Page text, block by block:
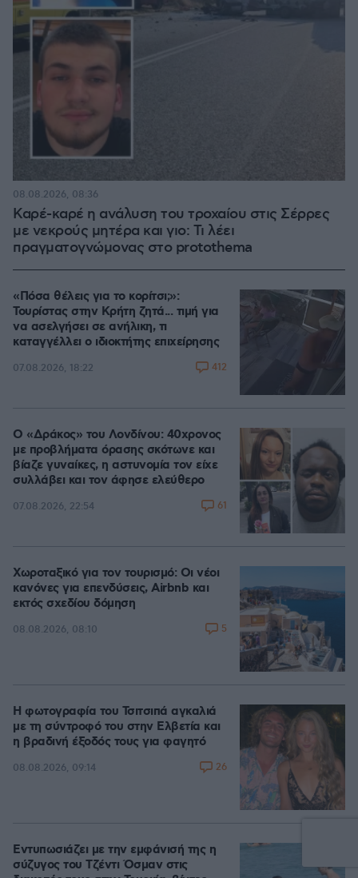
Καρέ-καρέ η ανάλυση του τροχαίου στις Σέρρες
με νεκρούς μητέρα και γιο: Τι λέει
πραγματογνώμονας στο protothema
08.08.2026, 08:36
«Πόσα θέλεις για το κορίτσι;»:
Τουρίστας στην Κρήτη ζητά... τιμή για
να ασελγήσει σε ανήλικη, τι
καταγγέλλει ο ιδιοκτήτης επιχείρησης
07.08.2026, 18:22 412
Ο «Δράκος» του Λονδίνου: 40χρονος
με προβλήματα όρασης σκότωνε και
βίαζε γυναίκες, η αστυνομία τον είχε
συλλάβει και τον άφησε ελεύθερο
07.08.2026, 22:54 61
Χωροταξικό για τον τουρισμό: Οι νέοι
κανόνες για επενδύσεις, Airbnb και
εκτός σχεδίου δόμηση
08.08.2026, 08:10 5
Η φωτογραφία του Τσιτσιπά αγκαλιά
με τη σύντροφό του στην Ελβετία και
η βραδινή έξοδός τους για φαγητό
08.08.2026, 09:14 26
Εντυπωσιάζει με την εμφάνισή της η
σύζυγος του Τζέντι Όσμαν στις